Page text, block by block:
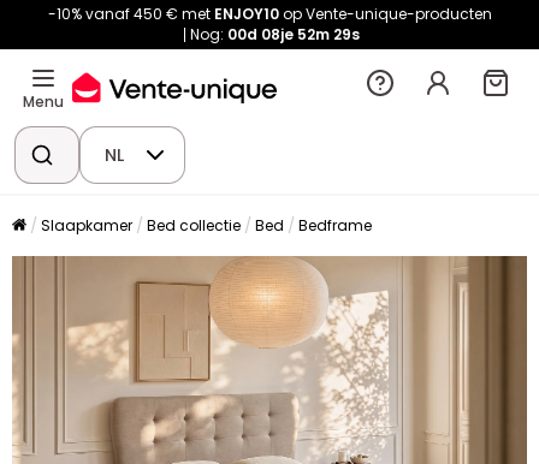
-10% vanaf 450 € met ENJOY10op Vente-unique-producten
Nog: 00d 08je 52m 28s
Menu
NL
Slaapkamer Bed collectie Bed Bedframe